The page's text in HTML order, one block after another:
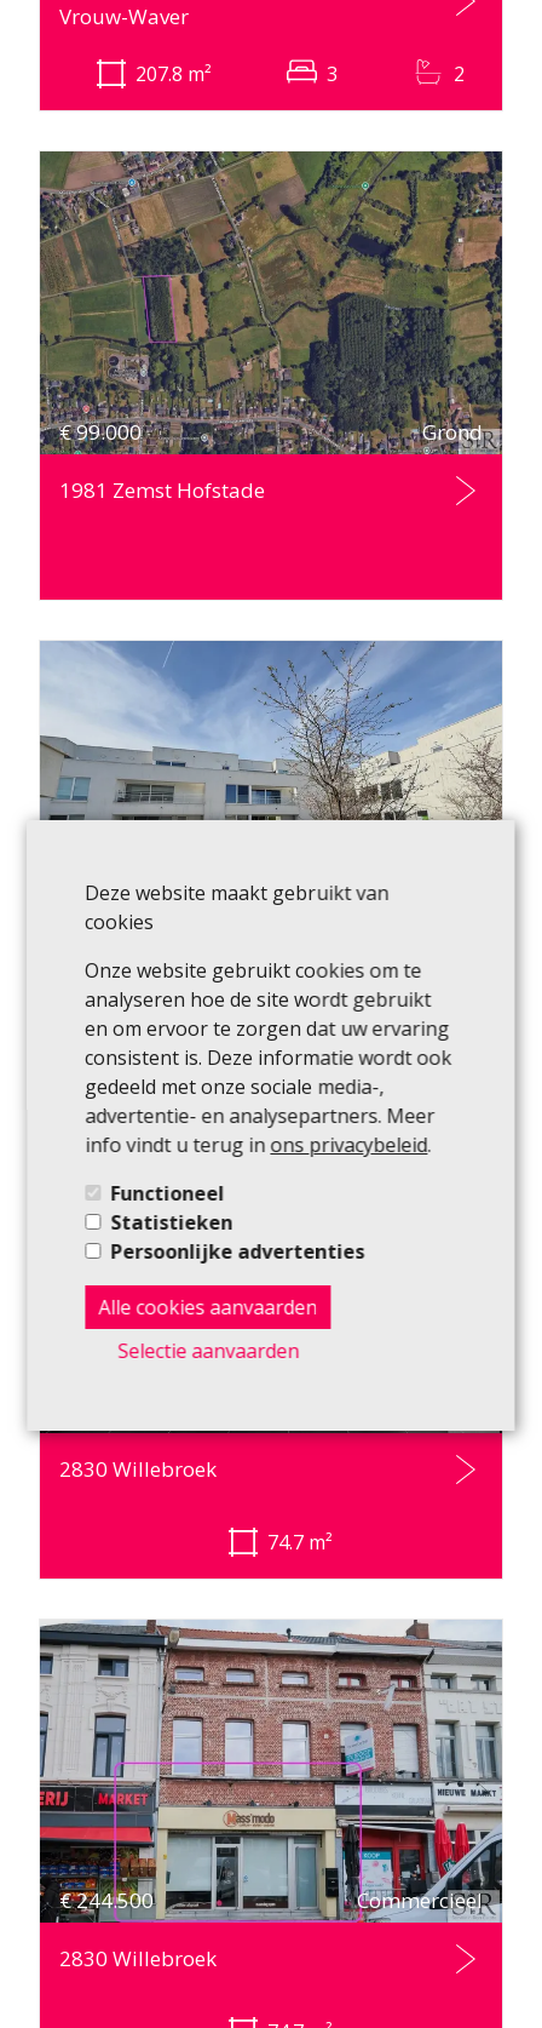
Vrouw-Waver
207.8 m² 3 2
€99.000 Grond
1981 Zemst Hofstade
210.000
2861 Sint-Katelijne-Waver
61.14 m² 1
2830 Willebroek
74.7 m²
€244.500 Commercieel
2830 Willebroek
Deze website maakt gebruikt van
cookies
Onze website gebruikt cookies om te
analyseren hoe de site wordt gebruikt
en om ervoor te zorgen dat uw ervaring
consistent is. Deze informatie wordt ook
gedeeld met onze sociale media-,
advertentie- en analysepartners. Meer
info vindt u terug in ons privacybeleid.
Functioneel
Statistieken
Persoonlijke advertenties
Alle cookies aanvaarden
Selectie aanvaarden